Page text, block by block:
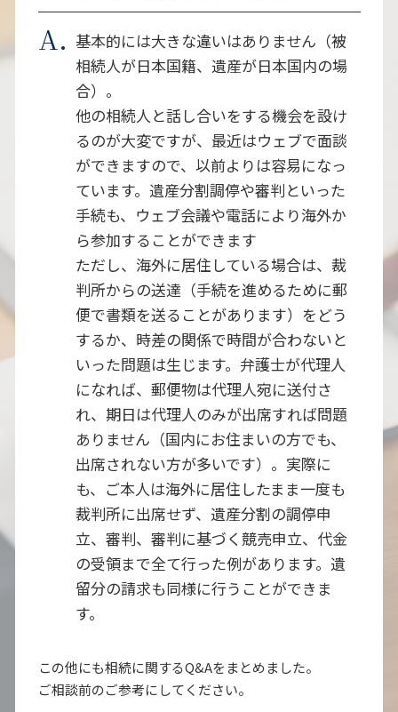
基本的には大きな違いはありません（被
相続人が日本国籍、遺産が日本国内の場
合）。
他の相続人と話し合いをする機会を設け
るのが大変ですが、最近はウェブで面談
ができますので、以前よりは容易になっ
ています。遺産分割調停や審判といった
手続も、ウェブ会議や電話により海外か
ら参加することができます
ただし、海外に居住している場合は、裁
判所からの送達（手続を進めるために郵
便で書類を送ることがあります）をどう
するか、時差の関係で時間が合わないと
いった問題は生じます。弁護士が代理人
になれば、郵便物は代理人宛に送付さ
れ、期日は代理人のみが出席すれば問題
ありません（国内にお住まいの方でも、
出席されない方が多いです）。実際に
も、ご本人は海外に居住したまま一度も
裁判所に出席せず、遺産分割の調停申
立、審判、審判に基づく競売申立、代金
の受領まで全て行った例があります。遺
留分の請求も同様に行うことができま
す。
この他にも相続に関するQ&Aをまとめました。
ご相談前のご参考にしてください。